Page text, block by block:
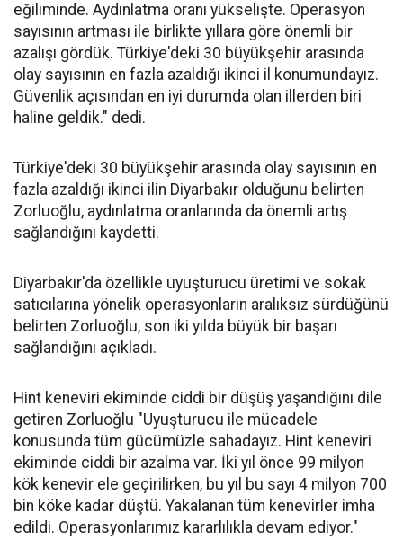
eğiliminde. Aydınlatma oranı yükselişte. Operasyon
sayısının artması ile birlikte yıllara göre önemli bir
azalışı gördük. Türkiye'deki 30 büyükşehir arasında
olay sayısının en fazla azaldığı ikinci il konumundayız.
Güvenlik açısından en iyi durumda olan illerden biri
haline geldik." dedi.
Türkiye'deki 30 büyükşehir arasında olay sayısının en
fazla azaldığı ikinci ilin Diyarbakır olduğunu belirten
Zorluoğlu, aydınlatma oranlarında da önemli artış
sağlandığını kaydetti.
Diyarbakır'da özellikle uyuşturucu üretimi ve sokak
satıcılarına yönelik operasyonların aralıksız sürdüğünü
belirten Zorluoğlu, son iki yılda büyük bir başarı
sağlandığını açıkladı.
Hint keneviri ekiminde ciddi bir düşüş yaşandığını dile
getiren Zorluoğlu "Uyuşturucu ile mücadele
konusunda tüm gücümüzle sahadayız. Hint keneviri
ekiminde ciddi bir azalma var. İki yıl önce 99 milyon
kök kenevir ele geçirilirken, bu yıl bu sayı 4 milyon 700
bin köke kadar düştü. Yakalanan tüm kenevirler imha
edildi. Operasyonlarımız kararlılıkla devam ediyor."